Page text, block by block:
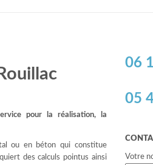
pour la réalisation, la
ou en béton qui constitue
des calculs pointus ainsi
06
05
Votre